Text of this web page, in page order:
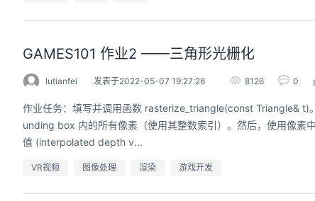
GAMES101 作业2 ——三角形光栅化
lutianfei 发表于2022-05-07 19:27:26 8126 0
作业任务：填写并调用函数 rasterize_triangle(const Triangle&
unding box 内的所有像素（使用其整数索引）。然后，使用像素
值 (interpolated depth v...
VR视频 图像处理 渲染 游戏开发